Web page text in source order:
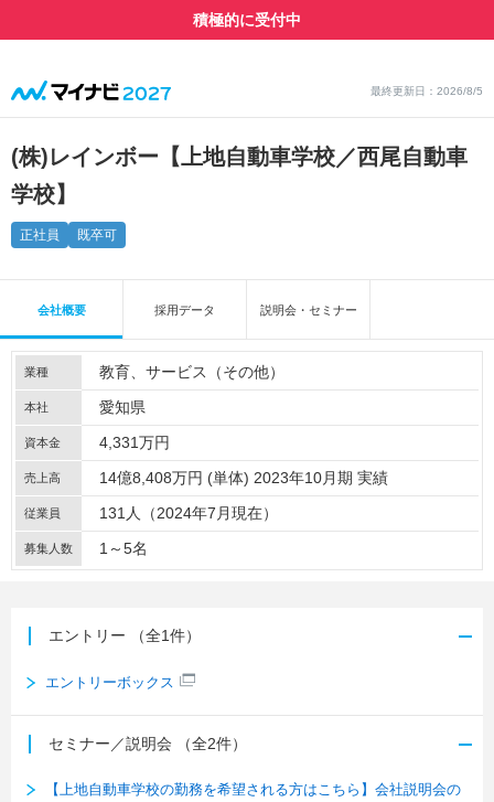
最終更新日：2026/8/5
(株)レインボー【上地自動車学校／西尾自動車
学校】
正社員 既卒可
積極的に受付中
会社概要 採用データ 説明会・セミナー
業種 教育 サービス（その他）
本社 愛知県
資本金 4,331万円
売上高 14億8,408万円 (単体) 2023年10月期 実績
従業員 131人（2024年7月現在）
募集人数 1～5名
エントリー （全1件）
エントリーボックス
セミナー／説明会 （全2件）
【上地自動車学校の勤務を希望される方はこちら】会社説明会の